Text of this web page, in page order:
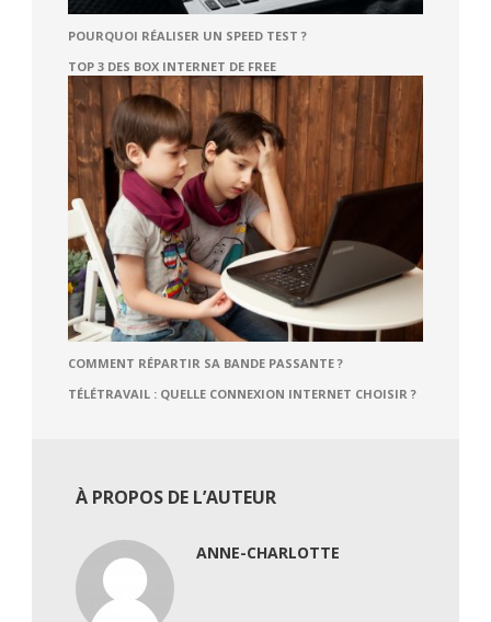
POURQUOI RÉALISER UN SPEED TEST ?
TOP 3 DES BOX INTERNET DE FREE
COMMENT RÉPARTIR SA BANDE PASSANTE ?
TÉLÉTRAVAIL : QUELLE CONNEXION INTERNET CHOISIR ?
À PROPOS DE L’AUTEUR
ANNE-CHARLOTTE